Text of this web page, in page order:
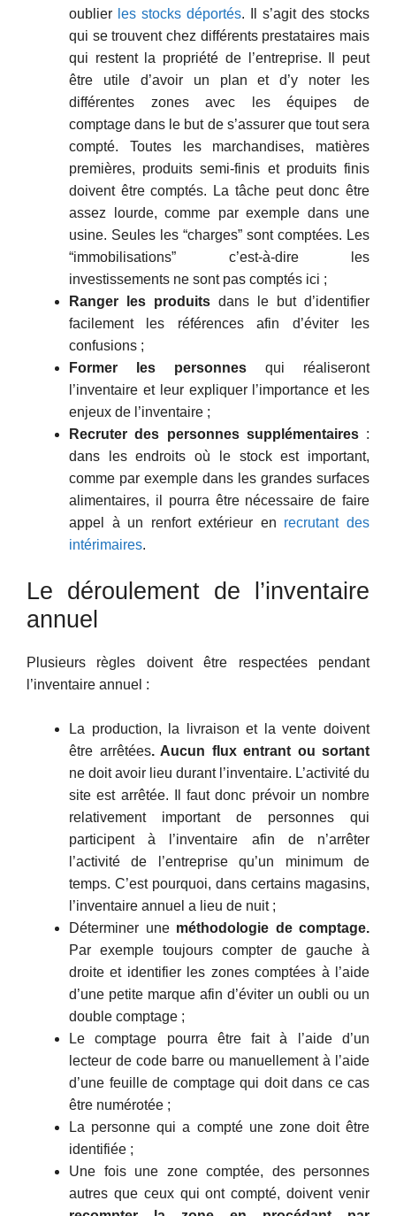
oublier les stocks déportés. Il s’agit des stocks
qui se trouvent chez différents prestataires mais
qui restent la propriété de l’entreprise. Il peut
être utile d’avoir un plan et d’y noter les
différentes zones avec les équipes de
comptage dans le but de s’assurer que tout sera
compté. Toutes les marchandises, matières
premières, produits semi-finis et produits finis
doivent être comptés. La tâche peut donc être
assez lourde, comme par exemple dans une
usine. Seules les “charges” sont comptées. Les
“immobilisations” c’est-à-dire les
investissements ne sont pas comptés ici ;
Ranger les produits dans le but d’identifier
facilement les références afin d’éviter les
confusions ;
Former les personnes qui réaliseront
l’inventaire et leur expliquer l’importance et les
enjeux de l’inventaire ;
Recruter des personnes supplémentaires:
dans les endroits où le stock est important,
comme par exemple dans les grandes surfaces
alimentaires, il pourra être nécessaire de faire
appel à un renfort extérieur en recrutant des
intérimaires.
Le déroulement de l’inventaire
annuel
Plusieurs règles doivent être respectées pendant
l’inventaire annuel :
La production, la livraison et la vente doivent
être arrêtées. Aucun flux entrant ou sortant
ne doit avoir lieu durant l’inventaire. L’activité du
site est arrêtée. Il faut donc prévoir un nombre
relativement important de personnes qui
participent à l’inventaire afin de n’arrêter
l’activité de l’entreprise qu’un minimum de
temps. C’est pourquoi, dans certains magasins,
l’inventaire annuel a lieu de nuit ;
Déterminer une méthodologie de comptage.
Par exemple toujours compter de gauche à
droite et identifier les zones comptées à l’aide
d’une petite marque afin d’éviter un oubli ou un
double comptage ;
Le comptage pourra être fait à l’aide d’un
lecteur de code barre ou manuellement à l’aide
d’une feuille de comptage qui doit dans ce cas
être numérotée ;
La personne qui a compté une zone doit être
identifiée ;
Une fois une zone comptée, des personnes
autres que ceux qui ont compté, doivent venir